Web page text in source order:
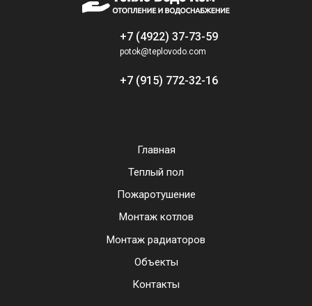
+7 (4922) 37-73-59
potok@teplovodo.com
+7 (915) 772-32-16
Главная
Теплый пол
Пожаротушение
Монтаж котлов
Монтаж радиаторов
Объекты
Контакты